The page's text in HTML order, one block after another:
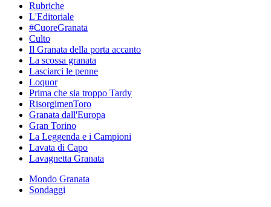
Rubriche
L'Editoriale
#CuoreGranata
Culto
Il Granata della porta accanto
La scossa granata
Lasciarci le penne
Loquor
Prima che sia troppo Tardy
RisorgimenToro
Granata dall'Europa
Gran Torino
La Leggenda e i Campioni
Lavata di Capo
Lavagnetta Granata
Mondo Granata
Sondaggi